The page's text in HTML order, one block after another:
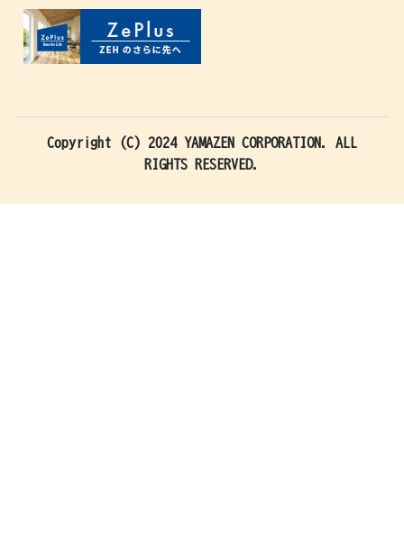
Copyright (C) 2024 YAMAZEN CORPORATION. ALL
RIGHTS RESERVED.